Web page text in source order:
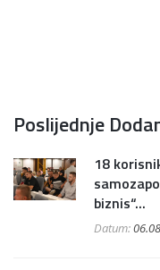
Poslijednje
18
biznis“...
Datum: